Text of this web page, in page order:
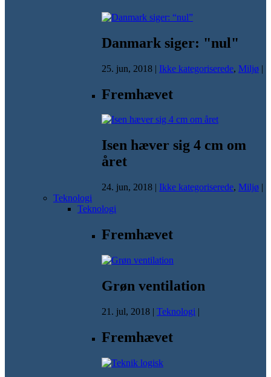
Danmark siger: "nul"
25. jun, 2018 | Ikke kategoriserede, Miljø |
Fremhævet
Isen hæver sig 4 cm om
året
24. jun, 2018 | Ikke kategoriserede, Miljø |
Teknologi
Teknologi
Fremhævet
Grøn ventilation
21. jul, 2018 | Teknologi |
Fremhævet